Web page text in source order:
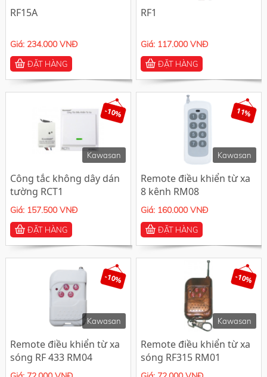
RF15A
Giá: 234.000 VNĐ
ĐẶT HÀNG
RF1
Giá: 117.000 VNĐ
ĐẶT HÀNG
Kawasan
-10%
Công tắc không dây dán
tường RCT1
Giá: 157.500 VNĐ
ĐẶT HÀNG
Kawasan
11%
Remote điều khiển từ xa
8 kênh RM08
Giá: 160.000 VNĐ
ĐẶT HÀNG
Kawasan
-10%
Remote điều khiển từ xa
sóng RF 433 RM04
Kawasan
-10%
Remote điều khiển từ xa
sóng RF315 RM01